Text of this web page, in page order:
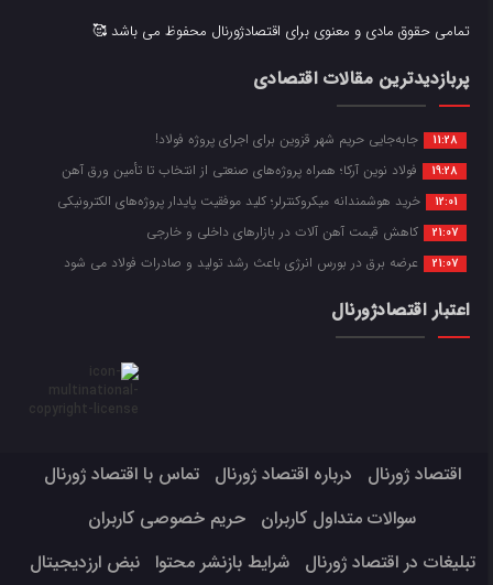
تمامی حقوق مادی و معنوی برای اقتصادژورنال محفوظ می باشد 🥰
پربازدیدترین مقالات اقتصادی
11:28 جابه‌جایی حریم شهر قزوین برای اجرای پروژه فولاد!
19:28 فولاد نوین آرکا؛ همراه پروژه‌های صنعتی از انتخاب تا تأمین ورق آهن
12:01 خرید هوشمندانه میکروکنترلر؛ کلید موفقیت پایدار پروژه‌های الکترونیکی
21:07 کاهش قیمت آهن آلات در بازارهای داخلی و خارجی
21:07 عرضه برق در بورس انرژی باعث رشد تولید و صادرات فولاد می شود
اعتبار اقتصادژورنال
اقتصاد ژورنال درباره اقتصاد ژورنال
تماس با اقتصاد ژورنال
سوالات متداول کاربران
حریم خصوصی کاربران
تبلیغات در اقتصاد ژورنال
شرایط بازنشر محتوا نبض ارزدیجیتال